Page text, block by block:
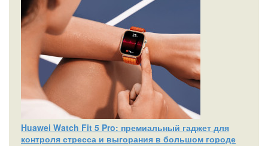
Huawei Watch Fit 5 Pro: премиальный гаджет для
контроля стресса и выгорания в большом городе